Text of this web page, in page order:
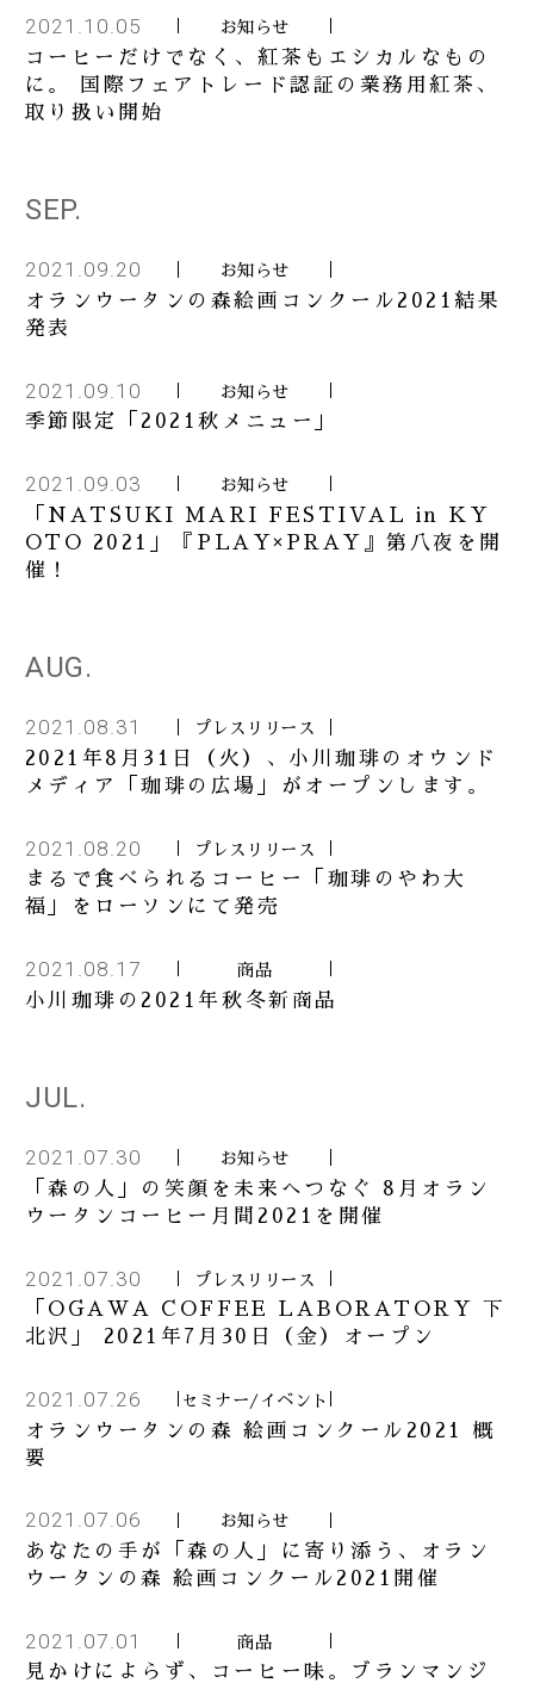
2021.10.05 お知らせ
コーヒーだけでなく、紅茶もエシカルなもの
に。 国際フェアトレード認証の業務用紅茶、
取り扱い開始
SEP.
2021.09.20 お知らせ
オランウータンの森絵画コンクール2021結果
発表
2021.09.10 お知らせ
季節限定「2021秋メニュー」
2021.09.03 お知らせ
「NATSUKI MARI FESTIVAL in KY
OTO 2021」『PLAY×PRAY』第八夜を開
催！
AUG.
2021.08.31 プレスリリース
2021年8月31日（火）、小川珈琲のオウンド
メディア「珈琲の広場」がオープンします。
2021.08.20 プレスリリース
まるで食べられるコーヒー「珈琲のやわ大
福」をローソンにて発売
2021.08.17 商品
小川珈琲の2021年秋冬新商品
JUL.
2021.07.30 お知らせ
「森の人」の笑顔を未来へつなぐ 8月オラン
ウータンコーヒー月間2021を開催
2021.07.30 プレスリリース
「OGAWA COFFEE LABORATORY 下
北沢」 2021年7月30日（金）オープン
2021.07.26 セミナー/イベント
オランウータンの森 絵画コンクール2021 概
要
2021.07.06 お知らせ
あなたの手が「森の人」に寄り添う、オラン
ウータンの森 絵画コンクール2021開催
2021.07.01 商品
見かけによらず、コーヒー味。ブランマンジ